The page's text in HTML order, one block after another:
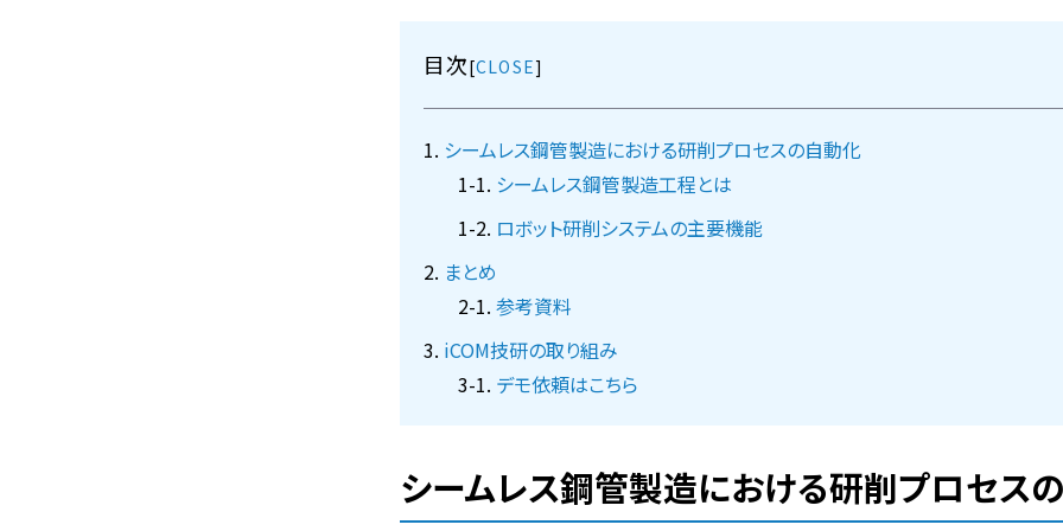
目次[ ]
シームレス鋼管製造における研削プロセスの自動化
シームレス鋼管製造工程とは
ロボット研削システムの主要機能
まとめ
参考資料
iCOM技研の取り組み
デモ依頼はこちら
シームレス鋼管製造における研削プロセス